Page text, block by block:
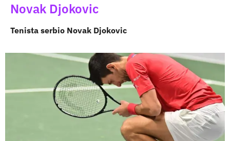
Novak Djokovic
Tenista serbio Novak Djokovic